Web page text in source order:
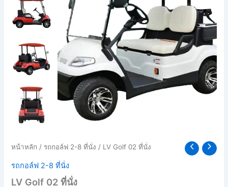
หน้าหลัก / รถกอล์ฟ 2-8 ที่นั่ง / LV Golf 02 ที่นั่ง
รถกอล์ฟ 2-8 ที่นั่ง
LV Golf 02 ที่นั่ง